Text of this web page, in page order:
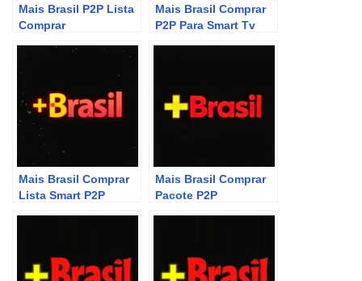
Mais Brasil P2P Lista
Comprar
Mais Brasil Comprar
P2P Para Smart Tv
Mais Brasil Comprar
Lista Smart P2P
Mais Brasil Comprar
Pacote P2P